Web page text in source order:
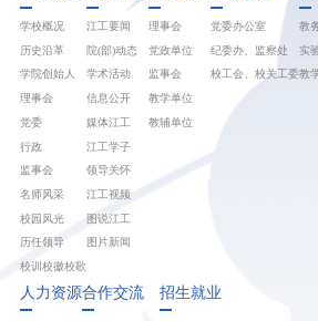
学校概况
历史沿革
学院创始人
理事会
党委
行政
监事会
名师风采
校园风光
历任领导
校训校徽校歌
江工要闻
院(部)动态
学术活动
信息公开
媒体江工
江工学子
领导关怀
江工视频
图说江工
图片新闻
理事会
党政单位
监事会
教学单位
教辅单位
党委办公室
纪委办、监察处
校工会、校关工委
教
实
教
人力资源合作交流 招生就业